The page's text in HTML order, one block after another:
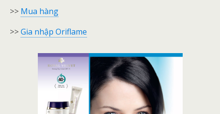
>> Mua hàng
>>Gia nhập Oriflame